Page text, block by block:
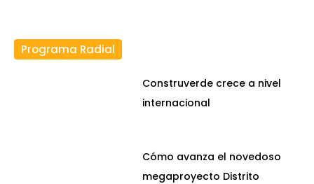
Programa Radial
Construverde crece a nivel
internacional
Cómo avanza el novedoso
megaproyecto Distrito